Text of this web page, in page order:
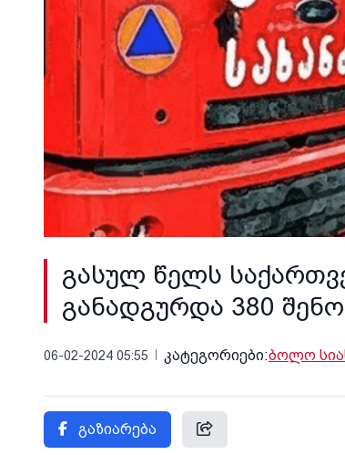
გასულ წელს
განადგურდა 380
06-02-2024 05:55 კატეგორიები:ბოლო
გაზიარება